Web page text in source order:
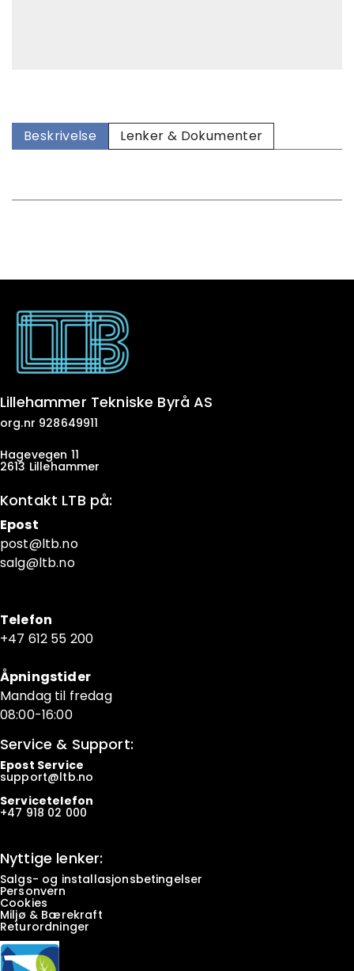
Beskrivelse Lenker & Dokumenter
Lillehammer Tekniske Byrå AS
org.nr 928649911
Hagevegen 11
2613 Lillehammer
Kontakt LTB på:
Epost
post@ltb.no
salg@ltb.no
Telefon
+47 612 55 200
Åpningstider
Mandag til fredag
08:00-16:00
Service & Support:
Epost Service
support@ltb.no
Servicetelefon
+47 918 02 000
Nyttige lenker:
Salgs- og installasjonsbetingelser
Personvern
Cookies
Miljø & Bærekraft
Returordninger